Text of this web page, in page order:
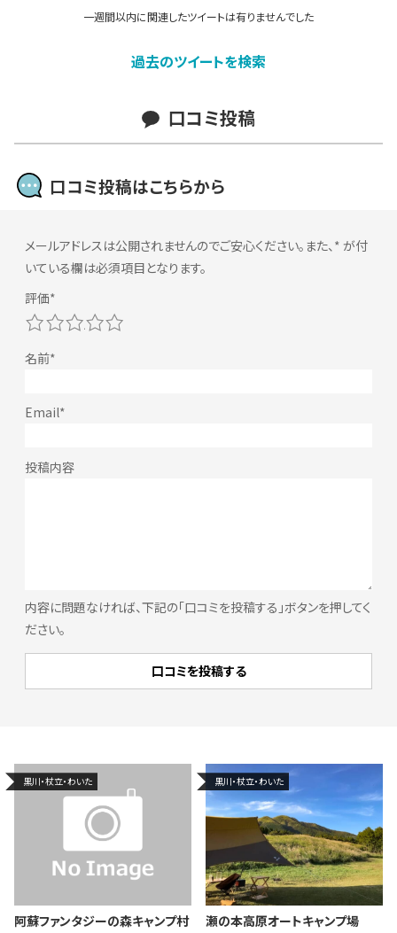
一週間以内に関連したツイートは有りませんでした
過去のツイートを検索
口コミ投稿
口コミ投稿はこちらから
メールアドレスは公開されませんのでご安心ください。また、 * が付
いている欄は必須項目となります。
内容に問題なければ、下記の「口コミを投稿する」ボタンを押してく
ださい。
5
4
3
2
黒川・杖立・わいた
阿蘇ファンタジーの森キャンプ村
黒川・杖立・わいた
瀬の本高原オートキャンプ場